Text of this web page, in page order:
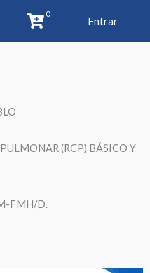
0
Entrar
(RCP) BÁSICO Y
FMH/D.